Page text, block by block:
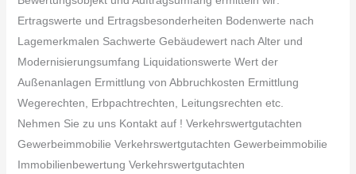
Ertragswerte und Ertragsbesonderheiten Bodenwerte nach
Lagemerkmalen Sachwerte Gebäudewert nach Alter und
Modernisierungsumfang Liquidationswerte Wert der
Außenanlagen Ermittlung von Abbruchkosten Ermittlung
Wegerechten, Erbpachtrechten, Leitungsrechten etc.
Nehmen Sie zu uns Kontakt auf ! Verkehrswertgutachten
Gewerbeimmobilie Verkehrswertgutachten Gewerbeimmobilie
Immobilienbewertung Verkehrswertgutachten